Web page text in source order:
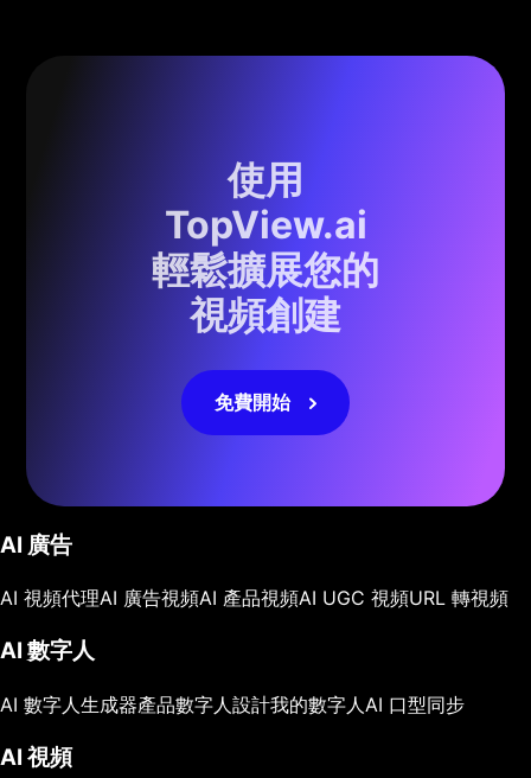
使用
TopView.ai
輕鬆擴展您的
視頻創建
免費開始
AI 廣告
AI 視頻代理AI 廣告視頻AI 產品視頻AI UGC 視頻URL 轉視頻
AI 數字人
AI 數字人生成器產品數字人 設計我的數字人 AI 口型同步
AI 視頻